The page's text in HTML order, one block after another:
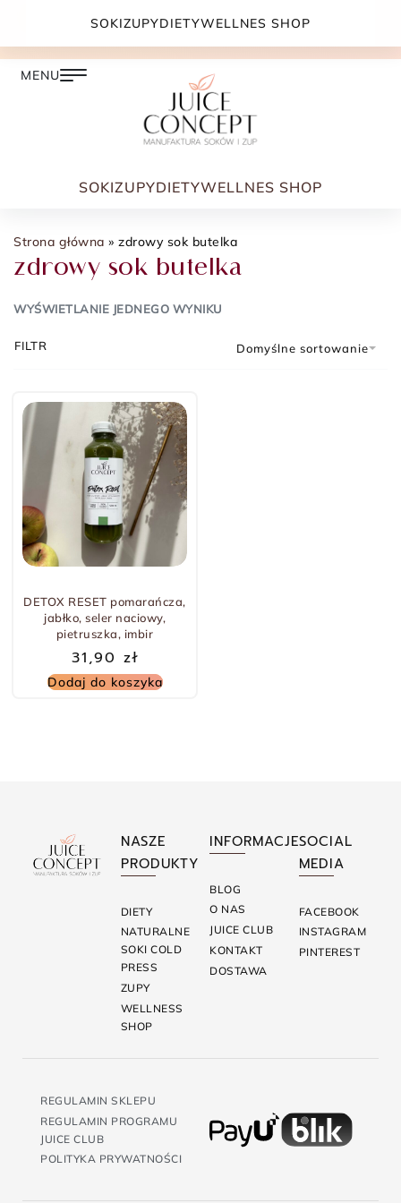
DARMOWA DOSTAWA PRZY ZAMÓWIENIU JUŻ OD
SOKIZUPYDIETYWELLNES SHOP
Strona główna » zdrowy sok butelka
zdrowy sok butelka
WYŚWIETLANIE JEDNEGO WYNIKU
Domyślne sortowanie
FILTR
DETOX RESET pomarańcza,
jabłko, seler naciowy,
pietruszka, imbir
31,90 zł
Dodaj do koszyka
NASZE
PRODUKTY
DIETY
NATURALNE
SOKI COLD
PRESS
ZUPY
WELLNESS
SHOP
INFORMACJE
BLOG
O NAS
JUICE CLUB
KONTAKT
DOSTAWA
SOCIAL
MEDIA
FACEBOOK
INSTAGRAM
PINTEREST
REGULAMIN SKLEPU
REGULAMIN PROGRAMU
JUICE CLUB
POLITYKA PRYWATNOŚCI
SOKIZUPYDIETYWELLNES SHOP